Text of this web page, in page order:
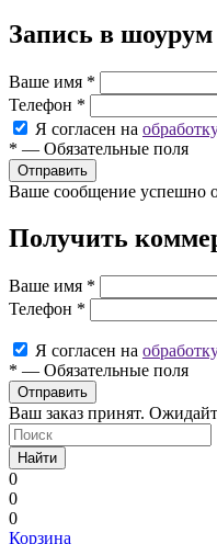
Запись в шоурум
Ваше имя *
Телефон *
Я согласен на
* — Обязательные поля
Ваше сообщение успешно
Получить
Ваше имя *
Телефон *
Я согласен на
* — Обязательные поля
Ваш заказ принят.
Найти
0
0
0
Корзина